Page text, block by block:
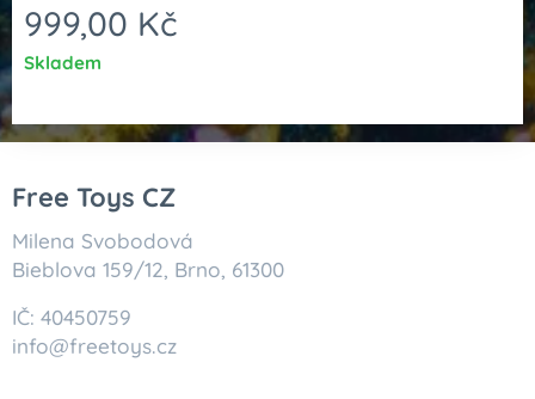
999,00 Kč
Skladem
Free Toys CZ
Milena Svobodová
Bieblova 159/12, Brno, 61300
IČ: 40450759
info@freetoys.cz